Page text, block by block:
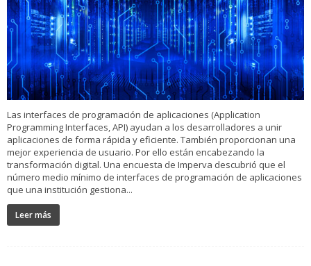
Las interfaces de programación de aplicaciones (Application
Programming Interfaces, API) ayudan a los desarrolladores a unir
aplicaciones de forma rápida y eficiente. También proporcionan una
mejor experiencia de usuario. Por ello están encabezando la
transformación digital. Una encuesta de Imperva descubrió que el
número medio mínimo de interfaces de programación de aplicaciones
que una institución gestiona...
Leer más